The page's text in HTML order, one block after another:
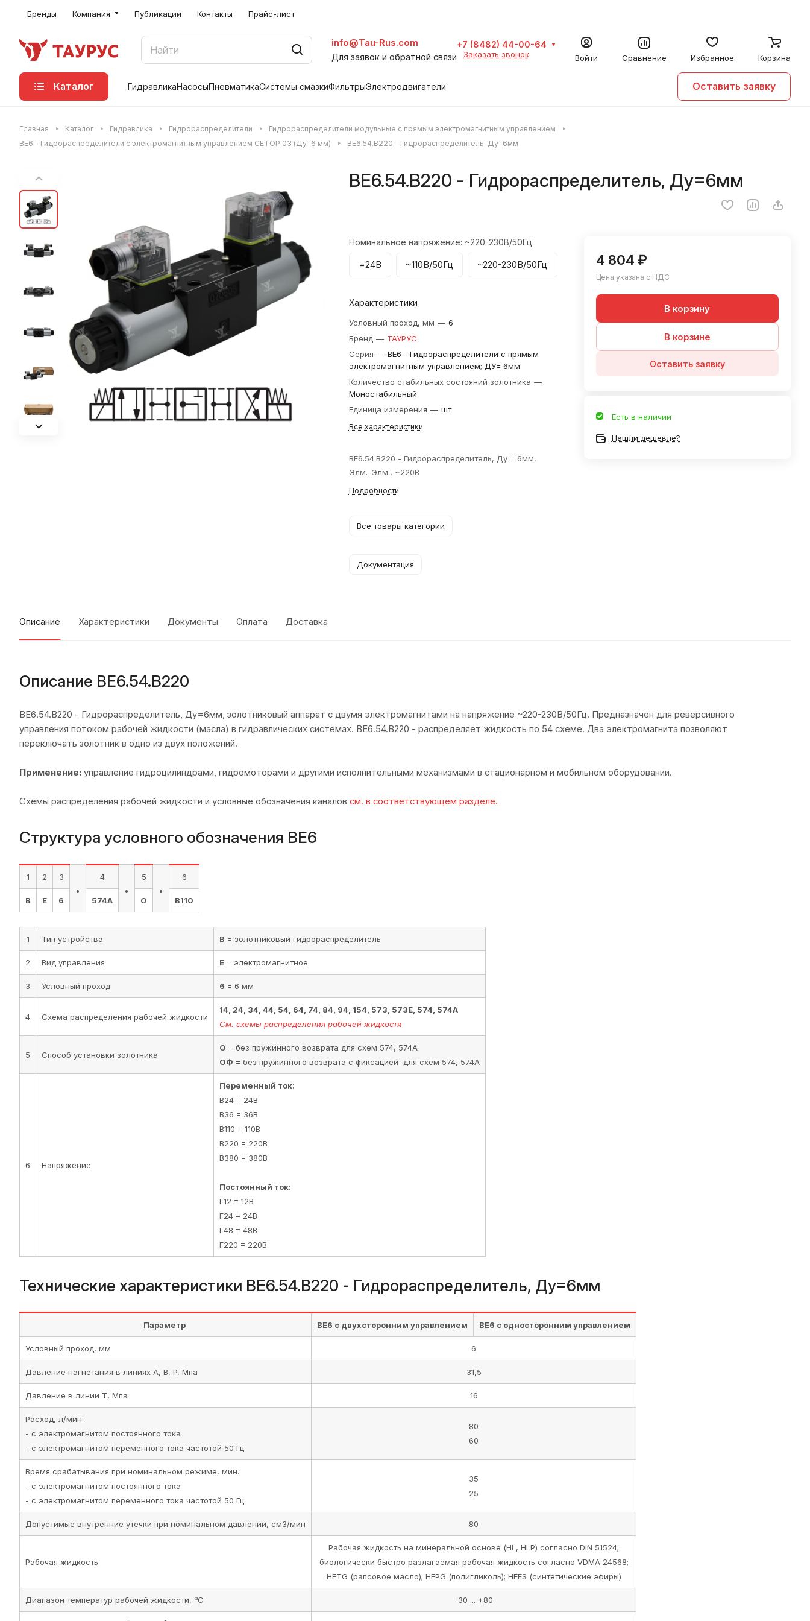
Бренды Компания Публикации Контакты Прайс-лист
info@Tau-Rus.com
Для заявок и обратной связи
+7 (8482) 44-00-64
Заказать звонок Войти Сравнение Избранное Корзина
Каталог ГидравликаНасосыПневматикаСистемы смазкиФильтрыЭлектродвигатели Оставить заявку
Главная Каталог Гидравлика Гидрораспределители
Гидрораспределители модульные с прямым электромагнитным управлением
ВЕ6 - Гидрораспределители с электромагнитным управлением CETOP 03 (Ду=6 мм)
ВЕ6.54.В220 - Гидрораспределитель, Ду=6мм
ВЕ6.54.В220 - Гидрораспределитель, Ду=6мм
Номинальное напряжение: ~220-230В/50Гц
=24В ~110В/50Гц ~220-230В/50Гц
Характеристики
Условный проход, мм — 6
Бренд — ТАУРУС
Серия — ВЕ6 - Гидрораспределители с прямым
электромагнитным управлением; ДУ= 6мм
Количество стабильных состояний золотника —
Моностабильный
Единица измерения — шт
Все характеристики
ВЕ6.54.В220 - Гидрораспределитель, Ду = 6мм,
Элм.-Элм., ~220В
Подробности
Все товары категории
Документация
4 804 ₽
Цена указана с НДС
В корзину
В корзине
Оставить заявку
Есть в наличии
Нашли дешевле?
Описание Характеристики Документы Оплата Доставка
Описание ВЕ6.54.В220
ВЕ6.54.В220 - Гидрораспределитель, Ду=6мм, золотниковый аппарат с двумя электромагнитами на напряжение ~220-230В/50Гц. Предназначен для реверсивного
управления потоком рабочей жидкости (масла) в гидравлических системах. ВЕ6.54.В220 - распределяет жидкость по 54 схеме. Два электромагнита позволяют
переключать золотник в одно из двух положений.
Применение: управление гидроцилиндрами, гидромоторами и другими исполнительными механизмами в стационарном и мобильном оборудовании.
Схемы распределения рабочей жидкости и условные обозначения каналов см. в соответствующем разделе.
Структура условного обозначения ВЕ6
1 2 3 . 4 . 5 . 6
В Е 6 574А О В110
1 Тип устройства В = золотниковый гидрораспределитель
2 Вид управления Е = электромагнитное
3 Условный проход 6 = 6 мм
4 Схема распределения рабочей жидкости
14, 24, 34, 44, 54, 64, 74, 84, 94, 154, 573, 573Е, 574, 574А
См. схемы распределения рабочей жидкости
5 Способ установки золотника
О = без пружинного возврата для схем 574, 574А
ОФ = без пружинного возврата с фиксацией для схем 574, 574А
6 Напряжение
Переменный ток:
В24 = 24В
В36 = 36В
В110 = 110В
В220 = 220В
В380 = 380В
Постоянный ток:
Г12 = 12В
Г24 = 24В
Г48 = 48В
Г220 = 220В
Технические характеристики ВЕ6.54.В220 - Гидрораспределитель, Ду=6мм
Параметр ВЕ6 с двухсторонним управлением ВЕ6 с односторонним управлением
Условный проход, мм 6
Давление нагнетания в линиях A, B, P, Мпа 31,5
Давление в линии T, Мпа 16
Расход, л/мин:
- с электромагнитом постоянного тока
- с электромагнитом переменного тока частотой 50 Гц
80
60
Время срабатывания при номинальном режиме, мин.:
- с электромагнитом постоянного тока
- с электромагнитом переменного тока частотой 50 Гц
35
25
Допустимые внутренние утечки при номинальном давлении, см3/мин 80
Рабочая жидкость
Рабочая жидкость на минеральной основе (HL, HLP) согласно DIN 51524;
биологически быстро разлагаемая рабочая жидкость согласно VDMA 24568;
HETG (рапсовое масло); HEPG (полигликоль); HEES (синтетические эфиры)
Диапазон температур рабочей жидкости, ºС -30 ... +80